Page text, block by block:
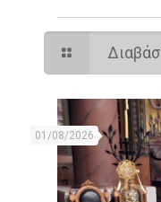
01/08/2026